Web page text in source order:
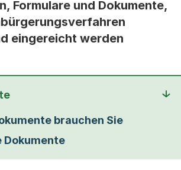
Formulare und Dokumente,
eingereicht werden
brauchen Sie
Dokumente